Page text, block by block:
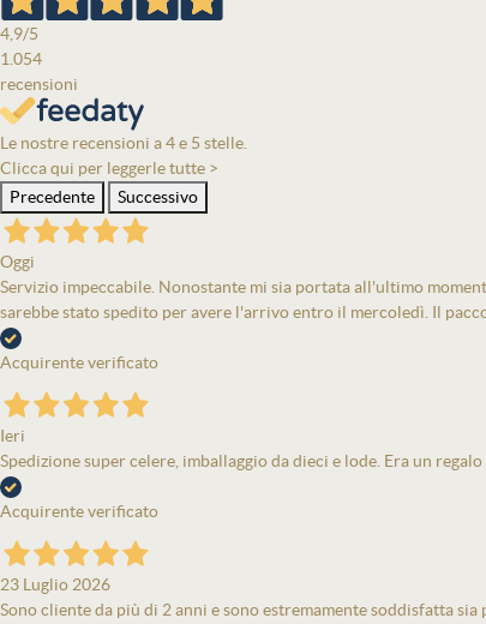
4,9/5
1.054
recensioni
Le nostre recensioni a 4 e 5 stelle.
Clicca qui per leggerle tutte >
Precedente
Successivo
Oggi
Servizio impeccabile. Nonostante mi sia portata all'ultimo
sarebbe stato spedito per avere l'arrivo entro il mercoledì. Il
Acquirente verificato
Ieri
Spedizione super celere, imballaggio da dieci e lode. Era un
Acquirente verificato
23 Luglio 2026
Sono cliente da più di 2 anni e sono estremamente soddisfatta